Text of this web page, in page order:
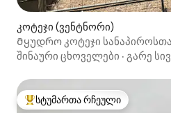
კოტეჯი (ვენტნორი)
Მყუდრო კოტეჯი
შინაური ცხოველები · გარე
სტუმართა რჩეული მოწინავე
სტუმართა რჩეული